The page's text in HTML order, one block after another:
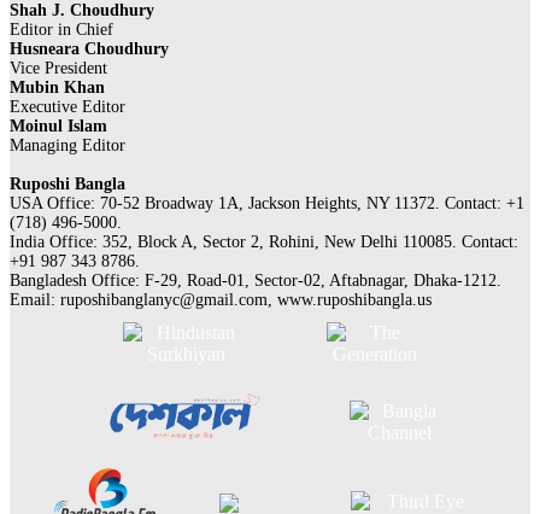
Shah J. Choudhury
Editor in Chief
Husneara Choudhury
Vice President
Mubin Khan
Executive Editor
Moinul Islam
Managing Editor
Ruposhi Bangla
USA Office: 70-52 Broadway 1A, Jackson Heights, NY 11372. Contact:‭ +1
(718) 496-5000.
India Office: 352, Block A, Sector 2, Rohini, New Delhi 110085. Contact:
+91 987 343 8786.
Bangladesh Office: F-29, Road-01, Sector-02, Aftabnagar, Dhaka-1212.
Email: ruposhibanglanyc@gmail.com, www.ruposhibangla.us